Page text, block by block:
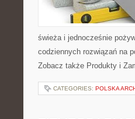
świeża i jednocześnie
codziennych rozwiązań na
Zobacz także Produkty i
CATEGORIES: POLSKA